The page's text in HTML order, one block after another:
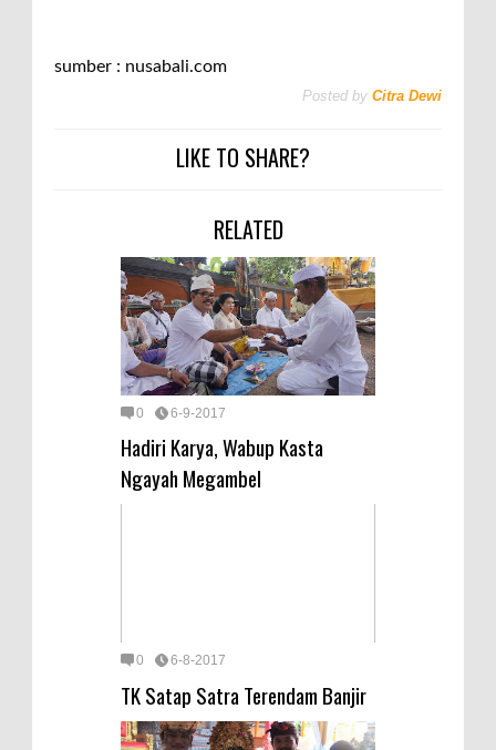
sumber : nusabali.com
Posted by Citra Dewi
LIKE TO SHARE?
RELATED
0 6-9-2017
Hadiri Karya, Wabup Kasta
Ngayah Megambel
0 6-8-2017
TK Satap Satra Terendam Banjir